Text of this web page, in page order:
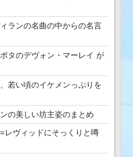
ランの名曲の中からの名言
タのデヴォン・マーレイ が
若い頃のイケメンっぷりを
の美しい坊主姿のまとめ
レヴィッドにそっくりと噂